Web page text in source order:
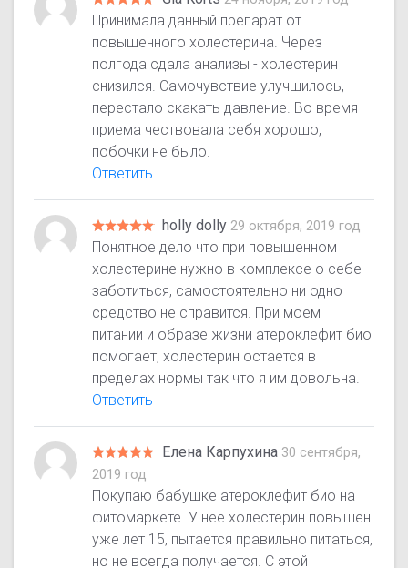
Принимала данный препарат от
повышенного холестерина. Через
полгода сдала анализы - холестерин
снизился. Самочувствие улучшилось,
перестало скакать давление. Во время
приема чествовала себя хорошо,
побочки не было.
Ответить
holly dolly 29 октября, 2019 год
Понятное дело что при повышенном
холестерине нужно в комплексе о себе
заботиться, самостоятельно ни одно
средство не справится. При моем
питании и образе жизни атероклефит био
помогает, холестерин остается в
пределах нормы так что я им довольна.
Ответить
Елена Карпухина 30 сентября,
2019 год
Покупаю бабушке атероклефит био на
фитомаркете. У нее холестерин повышен
уже лет 15, пытается правильно питаться,
но не всегда получается. С этой